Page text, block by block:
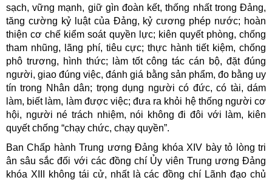
sạch, vững mạnh, giữ gìn đoàn kết, thống nhất trong Đảng,
tăng cường kỷ luật của Đảng, kỷ cương phép nước; hoàn
thiện cơ chế kiểm soát quyền lực; kiên quyết phòng, chống
tham nhũng, lãng phí, tiêu cực; thực hành tiết kiệm, chống
phô trương, hình thức; làm tốt công tác cán bộ, đặt đúng
người, giao đúng việc, đánh giá bằng sản phẩm, đo bằng uy
tín trong Nhân dân; trọng dụng người có đức, có tài, dám
làm, biết làm, làm được việc; đưa ra khỏi hệ thống người cơ
hội, người né trách nhiệm, nói không đi đôi với làm, kiên
quyết chống “chạy chức, chạy quyền”.
Ban Chấp hành Trung ương Đảng khóa XIV bày tỏ lòng tri
ân sâu sắc đối với các đồng chí Ủy viên Trung ương Đảng
khóa XIII không tái cử, nhất là các đồng chí Lãnh đạo chủ